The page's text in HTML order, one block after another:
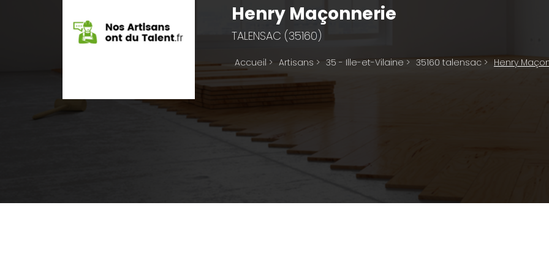
Henry Maçonnerie
TALENSAC (35160)
Accueil > Artisans > 35 - Ille-et-Vilaine > 35160 talensac > Henry